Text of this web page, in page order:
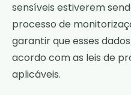
sensíveis estiverem
processo de
garantir que esses
acordo com as leis de
aplicáveis.